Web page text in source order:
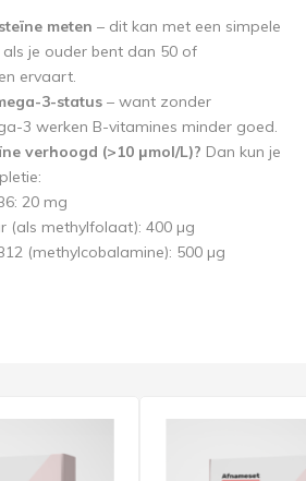
meten – dit kan met een simpele
je ouder bent dan 50 of
ervaart.
3-status – want zonder
3 werken B-vitamines minder goed.
verhoogd (>10 μmol/L)? Dan kun je
20 mg
(als methylfolaat): 400 µg
(methylcobalamine): 500 µg